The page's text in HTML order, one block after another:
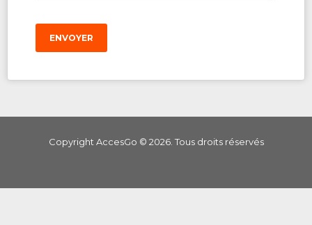
ENVOYER
Copyright AccesGo © 2026. Tous droits réservés